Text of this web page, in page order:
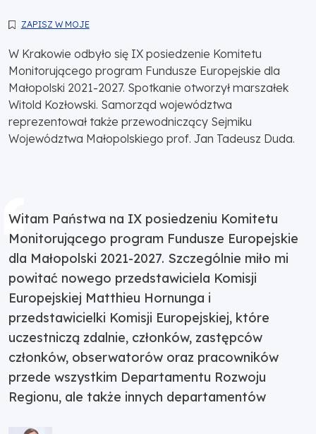
ZAPISZ W MOJE
W Krakowie odbyło się IX posiedzenie Komitetu
Monitorującego program Fundusze Europejskie dla
Małopolski 2021-2027. Spotkanie otworzył marszałek
Witold Kozłowski. Samorząd województwa
reprezentował także przewodniczący Sejmiku
Województwa Małopolskiego prof. Jan Tadeusz Duda.
Witam Państwa na IX posiedzeniu Komitetu
Monitorującego program Fundusze Europejskie
dla Małopolski 2021-2027. Szczególnie miło mi
powitać nowego przedstawiciela Komisji
Europejskiej Matthieu Hornunga i
przedstawicielki Komisji Europejskiej, które
uczestniczą zdalnie, członków, zastępców
członków, obserwatorów oraz pracowników
przede wszystkim Departamentu Rozwoju
Regionu, ale także innych departamentów